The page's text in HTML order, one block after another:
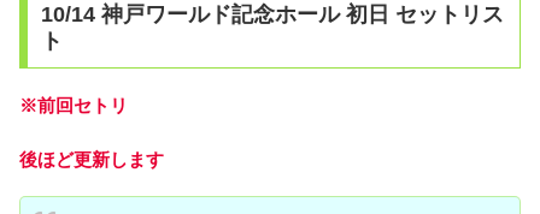
10/14 神戸ワールド記念ホール 初日 セットリス
ト
※前回セトリ
後ほど更新します